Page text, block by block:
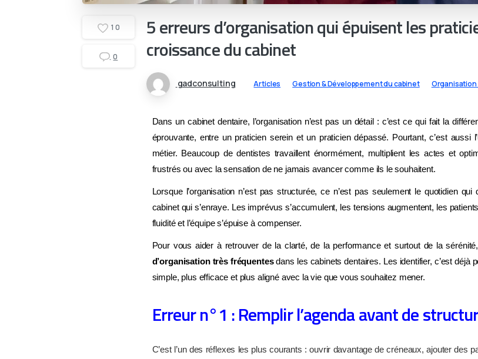
1 0
0
5 erreurs d’organisation qui épuisent les
croissance du cabinet
gadconsulting Articles Gestion & Développement du cabinet Organisation
Dans un cabinet dentaire, l’organisation n’est pas un détail : c’est ce qui fait la
éprouvante, entre un praticien serein et un praticien dépassé. Pourtant, c’est
métier. Beaucoup de dentistes travaillent énormément, multiplient les actes et
frustrés ou avec la sensation de ne jamais avancer comme ils le souhaitent.
Lorsque l’organisation n’est pas structurée, ce n’est pas seulement le quotidien
cabinet qui s’enraye. Les imprévus s’accumulent, les tensions augmentent, les
fluidité et l’équipe s’épuise à compenser.
Pour vous aider à retrouver de la clarté, de la performance et surtout de la
d’organisation très fréquentesdans les cabinets dentaires. Les identifier, c’est déjà
simple, plus efficace et plus aligné avec la vie que vous souhaitez mener.
Erreur n°1 : Remplir l’agenda avant de
C’est l’un des réflexes les plus courants : ouvrir davantage de créneaux, ajouter des